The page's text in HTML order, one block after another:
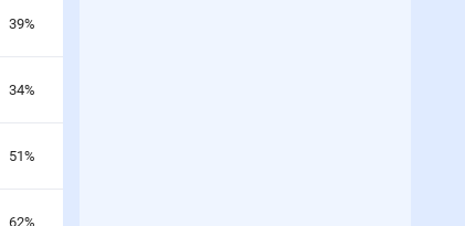
39%
34%
51%
62%